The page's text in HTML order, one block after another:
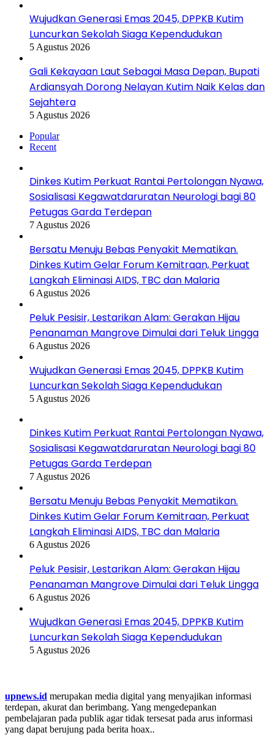
Wujudkan Generasi Emas 2045, DPPKB Kutim
Luncurkan Sekolah Siaga Kependudukan
5 Agustus 2026
Gali Kekayaan Laut Sebagai Masa Depan, Bupati
Ardiansyah Dorong Nelayan Kutim Naik Kelas dan
Sejahtera
5 Agustus 2026
Popular
Recent
Dinkes Kutim Perkuat Rantai Pertolongan Nyawa,
Sosialisasi Kegawatdaruratan Neurologi bagi 80
Petugas Garda Terdepan
7 Agustus 2026
Bersatu Menuju Bebas Penyakit Mematikan.
Dinkes Kutim Gelar Forum Kemitraan, Perkuat
Langkah Eliminasi AIDS, TBC dan Malaria
6 Agustus 2026
Peluk Pesisir, Lestarikan Alam: Gerakan Hijau
Penanaman Mangrove Dimulai dari Teluk Lingga
6 Agustus 2026
Wujudkan Generasi Emas 2045, DPPKB Kutim
Luncurkan Sekolah Siaga Kependudukan
5 Agustus 2026
Dinkes Kutim Perkuat Rantai Pertolongan Nyawa,
Sosialisasi Kegawatdaruratan Neurologi bagi 80
Petugas Garda Terdepan
7 Agustus 2026
Bersatu Menuju Bebas Penyakit Mematikan.
Dinkes Kutim Gelar Forum Kemitraan, Perkuat
Langkah Eliminasi AIDS, TBC dan Malaria
6 Agustus 2026
Peluk Pesisir, Lestarikan Alam: Gerakan Hijau
Penanaman Mangrove Dimulai dari Teluk Lingga
6 Agustus 2026
Wujudkan Generasi Emas 2045, DPPKB Kutim
Luncurkan Sekolah Siaga Kependudukan
5 Agustus 2026
upnews.id merupakan media digital yang menyajikan informasi
terdepan, akurat dan berimbang. Yang mengedepankan
pembelajaran pada publik agar tidak tersesat pada arus informasi
yang dapat berujung pada berita hoax..